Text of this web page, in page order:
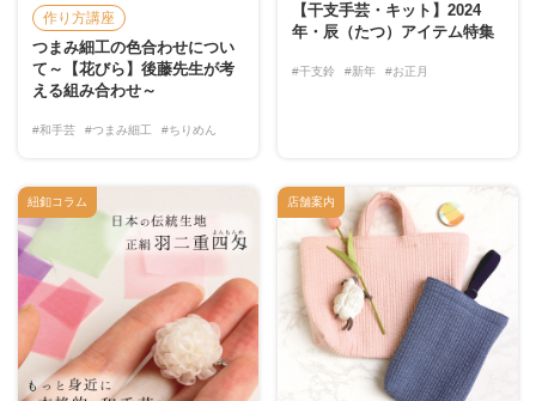
作り方講座
つまみ細工の色合わせについ
て～【花びら】後藤先生が考
える組み合わせ～
#和手芸 #つまみ細工 #ちりめん
【干支手芸・キット】2024
年・辰（たつ）アイテム特集
#干支鈴 #新年 #お正月
紐釦コラム 店舗案内